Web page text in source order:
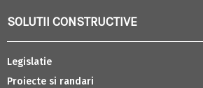
SOLUTII CONSTRUCTIVE
Legislatie
Proiecte si randari